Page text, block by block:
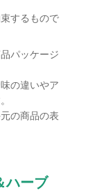
するもので
パッケージ
の違いやア
の商品の表
ハーブ